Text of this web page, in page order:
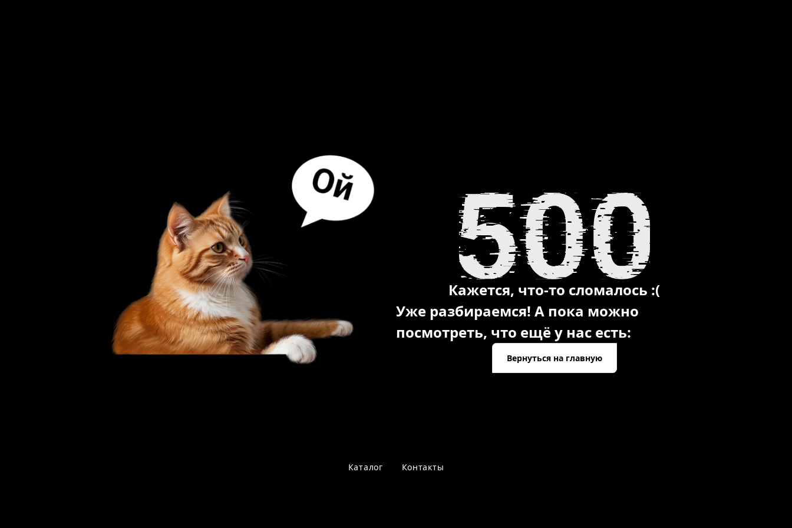
Кажется, что-то сломалось :(
Уже разбираемся! А пока можно
посмотреть, что ещё у нас есть:
Вернуться на главную
Каталог Контакты